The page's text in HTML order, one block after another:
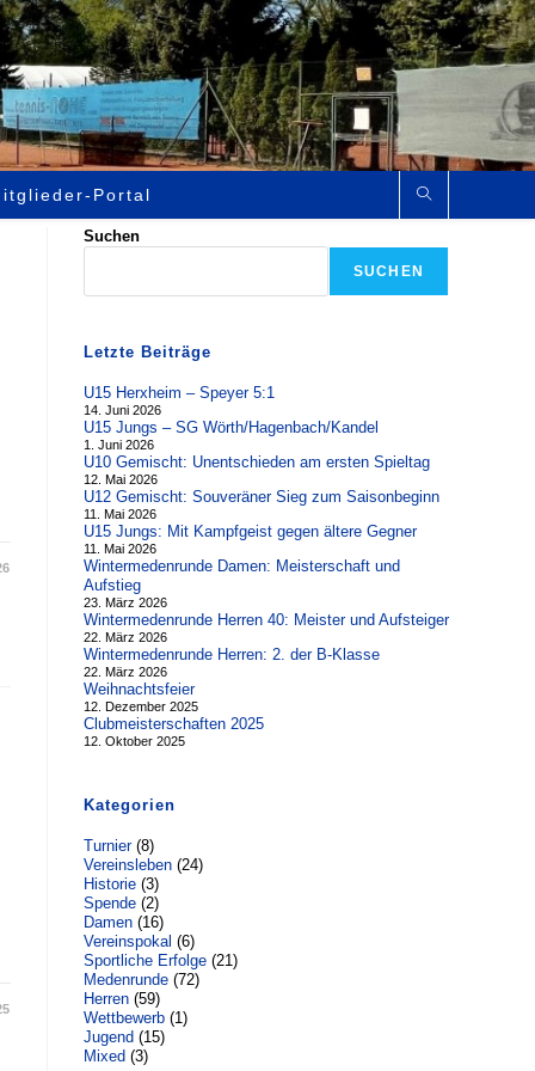
Portal
Suchen
SUCHEN
Letzte Beiträge
U15 Herxheim – Speyer 5:1
14. Juni 2026
U15 Jungs – SG Wörth/Hagenbach/Kandel
1. Juni 2026
U10 Gemischt: Unentschieden am ersten Spieltag
12. Mai 2026
U12 Gemischt: Souveräner Sieg zum Saisonbeginn
11. Mai 2026
U15 Jungs: Mit Kampfgeist gegen ältere Gegner
11. Mai 2026
Wintermedenrunde Damen: Meisterschaft und
Aufstieg
23. März 2026
Wintermedenrunde Herren 40: Meister und Aufsteiger
22. März 2026
Wintermedenrunde Herren: 2. der B-Klasse
22. März 2026
Weihnachtsfeier
12. Dezember 2025
Clubmeisterschaften 2025
12. Oktober 2025
Kategorien
Turnier (8)
Vereinsleben (24)
Historie (3)
Spende (2)
Damen (16)
Vereinspokal (6)
Sportliche Erfolge (21)
Medenrunde (72)
Herren (59)
Wettbewerb (1)
Jugend (15)
Mixed (3)